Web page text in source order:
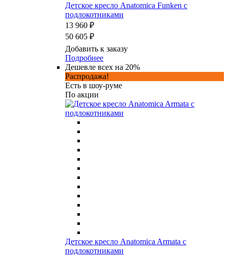
Детское кресло Anatomica Funken с
подлокотниками
13 960 ₽
50 605 ₽
Добавить к заказу
Подробнее
Дешевле всех на 20%
Распродажа!
Есть в шоу-руме
По акции
Детское кресло Anatomica Armata с
подлокотниками